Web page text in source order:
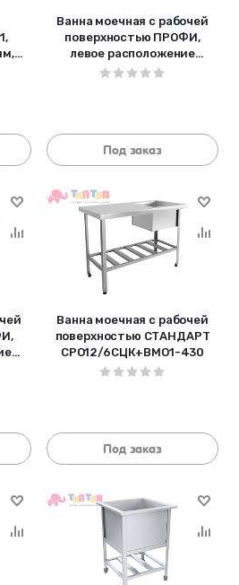
Ванна моечная с рабочей
поверхностью ПРОФИ,
левое расположение
емкости
Под заказ
Ванна моечная с рабочей
поверхностью СТАНДАРТ
СРО12/6СЦК+ВМО1-430
Под заказ